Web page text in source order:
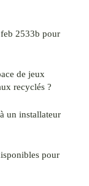
2533b pour
de jeux
recyclés ?
un installateur
pour